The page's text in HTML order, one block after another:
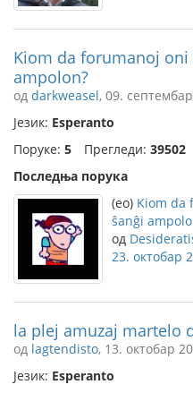
Kiom da forumanoj oni
ampolon?
од darkweasel, 09.
Језик: Esperanto
Поруке: 5 Прегледи: 39502
Последња порука
(eo) Kiom da
ŝanĝi
од
23. октобар
la plej amuzaj martelo
од lagtendisto, 13. октобар
Језик: Esperanto